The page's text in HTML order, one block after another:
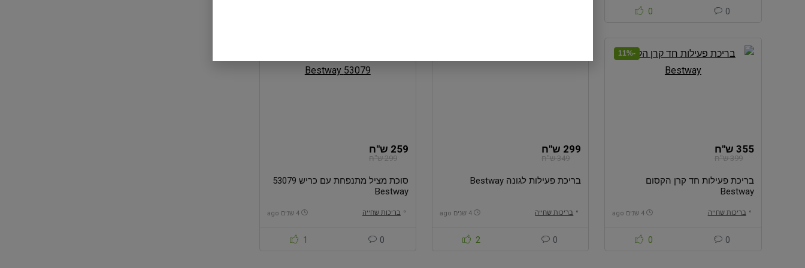
0 0
-11%
355 ש"ח
399 ש"ח
בריכת פעילות חד קרן הקסום
Bestway
בריכות שחייה 4 שנים ago
0 0
299 ש"ח
349 ש"ח
בריכת פעילות לגונה Bestway
בריכות שחייה 4 שנים ago
2 0
259 ש"ח
299 ש"ח
סוכת מציל מתנפחת עם כריש 53079
Bestway
בריכות שחייה 4 שנים ago
1 0